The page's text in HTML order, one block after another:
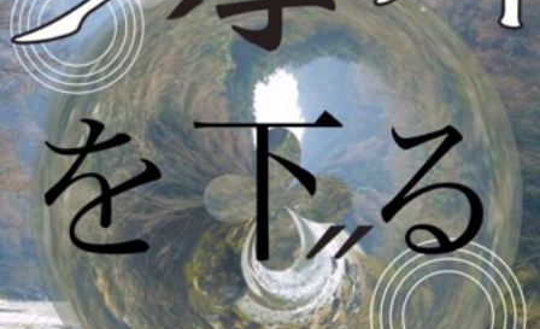
ン
バ
ー
録
Space